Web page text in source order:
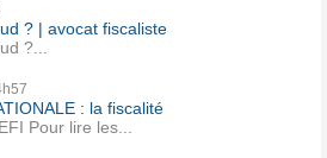
? | avocat fiscaliste
?...
: la fiscalité
Pour lire les...